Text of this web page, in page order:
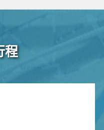
程